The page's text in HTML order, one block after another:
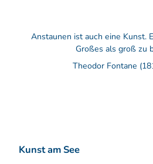
Anstaunen ist auch eine Kunst.
Großes als groß zu
Theodor Fontane
Kunst am See